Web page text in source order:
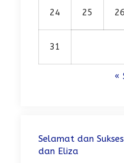
24 25 26
31
«
Selamat dan
dan Eliza